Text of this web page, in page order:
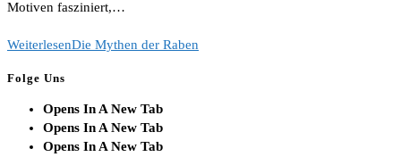
Motiven fasziniert,…
WeiterlesenDie Mythen der Raben
Folge Uns
Opens In A New Tab
Opens In A New Tab
Opens In A New Tab